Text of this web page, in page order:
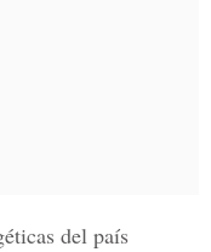
del país